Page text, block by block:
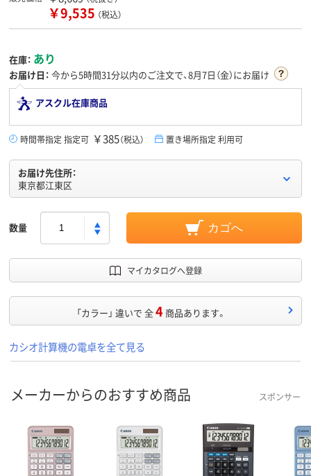
￥9,535 （税込）
在庫： あり
お届け日： 今から5時間31分以内のご注文で、8月7日（金）にお届け
アスクル在庫商品
時間帯指定 指定可 ￥385（税込） 置き場所指定 利用可
お届け先住所：
東京都江東区
数量 カゴへ
マイカタログへ登録
「カラー」 違いで 全4 商品あります。
カシオ計算機の電卓を全て見る
メーカーからのおすすめ商品 スポンサー